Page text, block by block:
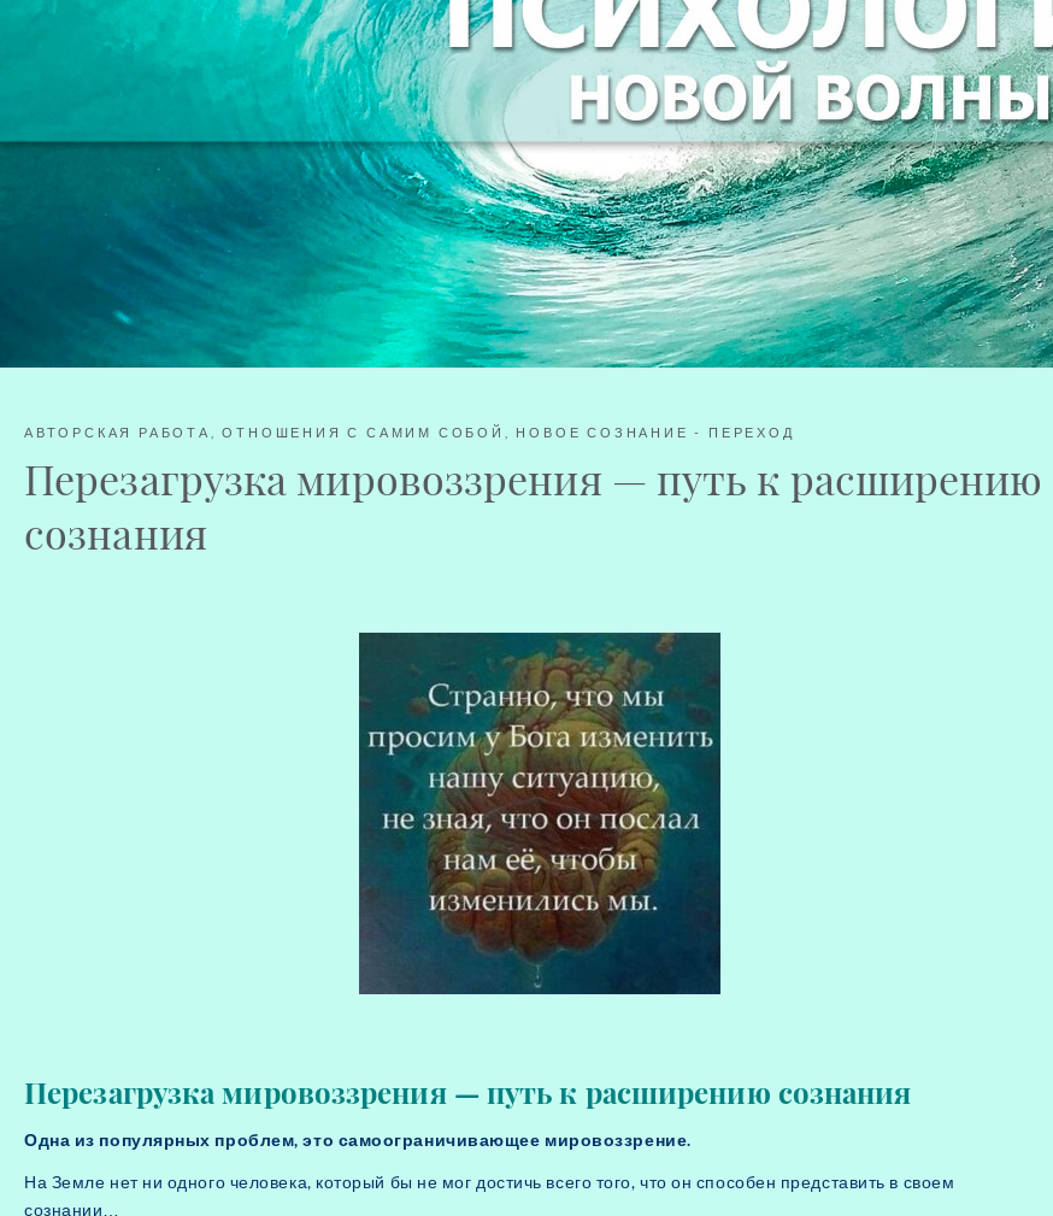
АВТОРСКАЯ РАБОТА ,ОТНОШЕНИЯ С САМИМ СОБОЙ НОВОЕ СОЗНАНИЕ - ПЕРЕХОД
Перезагрузка мировоззрения — путь к расширению
сознания
Перезагрузка мировоззрения — путь к расширению сознания
Одна из популярных проблем, это самоограничивающее мировоззрение.
На Земле нет ни одного человека, который бы не мог достичь всего того, что он способен представить в своем
сознании…